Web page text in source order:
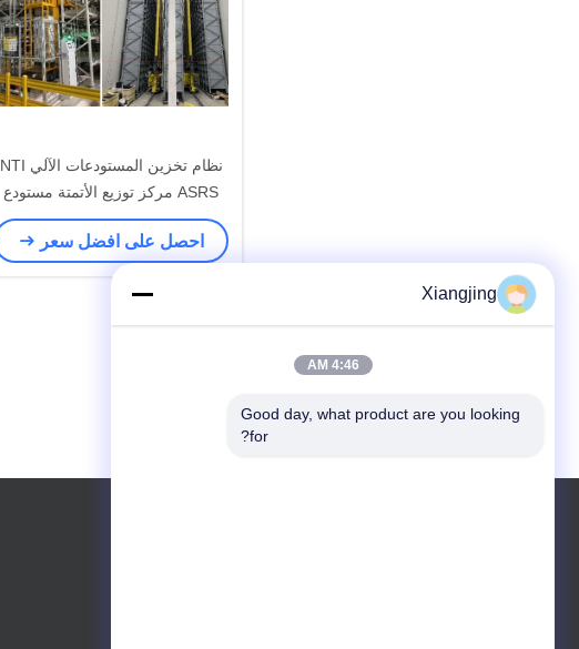
نظام تخزين المستودعات الآلي NTI
ASRS مركز توزيع الأتمتة مستودع
مرتفع الأتمتة
احصل على افضل سعر
Xiangjing
4:46 AM
Good day, what product are you looking
for?